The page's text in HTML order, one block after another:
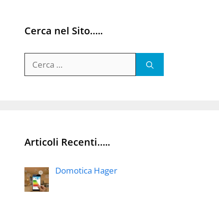
Cerca nel Sito…..
per:
Articoli Recenti…..
Domotica Hager